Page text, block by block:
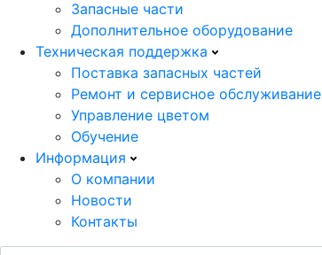
Запасные части
Дополнительное оборудование
Техническая поддержка
Поставка запасных частей
Ремонт и сервисное обслуживание
Управление цветом
Обучение
Информация
О компании
Новости
Контакты